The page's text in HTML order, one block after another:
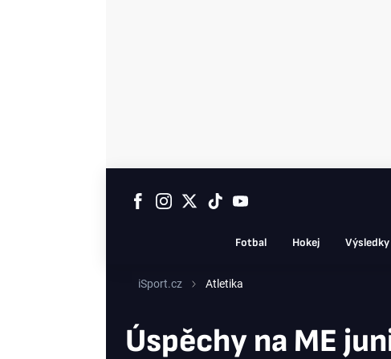
Fotbal Hokej Výsledky
iSport.cz Atletika
Úspěchy na ME